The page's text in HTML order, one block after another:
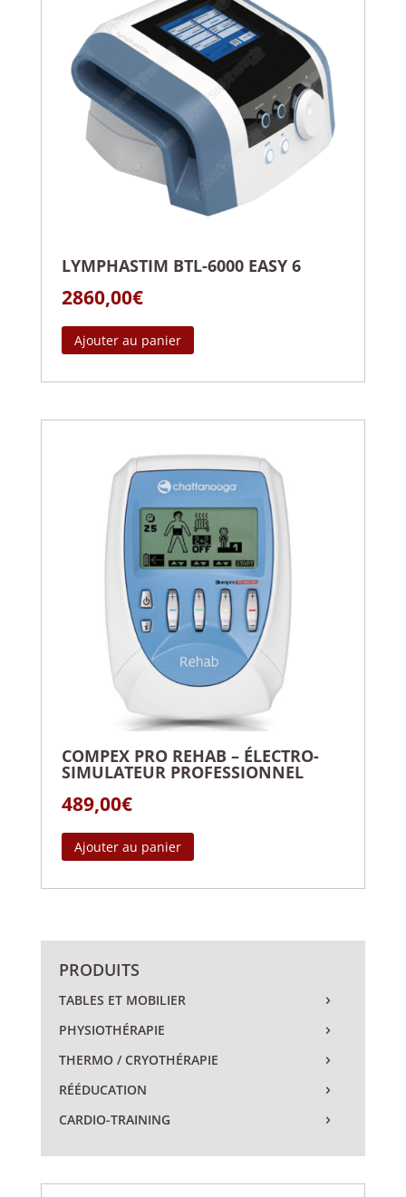
LYMPHASTIM BTL-6000 EASY 6
2860,00€
Ajouter au panier
COMPEX PRO REHAB – ÉLECTRO-
SIMULATEUR PROFESSIONNEL
489,00€
Ajouter au panier
PRODUITS
TABLES ET MOBILIER
PHYSIOTHÉRAPIE
THERMO / CRYOTHÉRAPIE
RÉÉDUCATION
CARDIO-TRAINING